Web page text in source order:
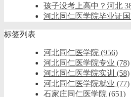
孩子没考上高中？河北
河北同仁医学院毕业证
标签列表
河北同仁医学院 (956)
河北同仁医学院专业 (78)
河北同仁医学院实训 (58)
河北同仁医学院就业 (77)
石家庄同仁医学院 (651)